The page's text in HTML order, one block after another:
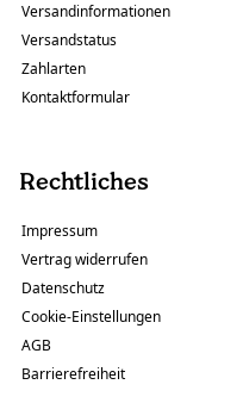
Versandinformationen
Versandstatus
Zahlarten
Kontaktformular
Rechtliches
Impressum
Vertrag widerrufen
Datenschutz
Cookie-Einstellungen
AGB
Barrierefreiheit